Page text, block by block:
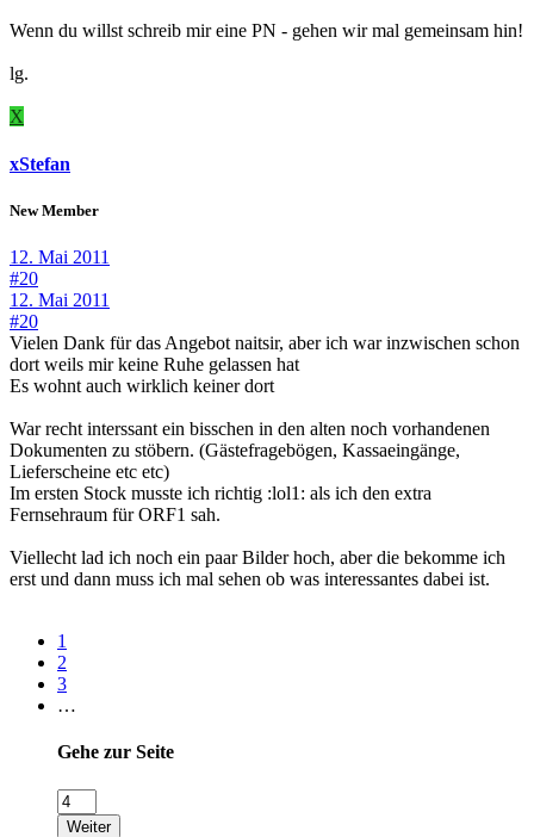
Wenn du willst schreib mir eine PN - gehen wir mal gemeinsam hin!
lg.
X
xStefan
New Member
12. Mai 2011
#20
12. Mai 2011
#20
Vielen Dank für das Angebot naitsir, aber ich war inzwischen schon
dort weils mir keine Ruhe gelassen hat
Es wohnt auch wirklich keiner dort
War recht interssant ein bisschen in den alten noch vorhandenen
Dokumenten zu stöbern. (Gästefragebögen, Kassaeingänge,
Lieferscheine etc etc)
Im ersten Stock musste ich richtig :lol1: als ich den extra
Fernsehraum für ORF1 sah.
Viellecht lad ich noch ein paar Bilder hoch, aber die bekomme ich
erst und dann muss ich mal sehen ob was interessantes dabei ist.
1
2
3
…
Gehe zur Seite
Weiter